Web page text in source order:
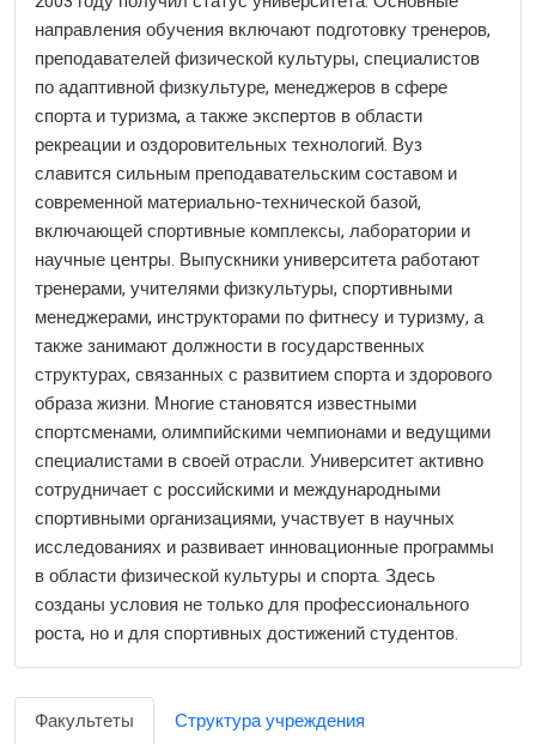
направления обучения включают подготовку тренеров,
преподавателей физической культуры, специалистов
по адаптивной физкультуре, менеджеров в сфере
спорта и туризма, а также экспертов в области
рекреации и оздоровительных технологий. Вуз
славится сильным преподавательским составом и
современной материально-технической базой,
включающей спортивные комплексы, лаборатории и
научные центры. Выпускники университета работают
тренерами, учителями физкультуры, спортивными
менеджерами, инструкторами по фитнесу и туризму, а
также занимают должности в государственных
структурах, связанных с развитием спорта и здорового
образа жизни. Многие становятся известными
спортсменами, олимпийскими чемпионами и ведущими
специалистами в своей отрасли. Университет активно
сотрудничает с российскими и международными
спортивными организациями, участвует в научных
исследованиях и развивает инновационные программы
в области физической культуры и спорта. Здесь
созданы условия не только для профессионального
роста, но и для спортивных достижений студентов.
Факультеты Структура учреждения